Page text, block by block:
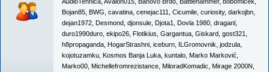
Bojan85 BWG cavatina cenejac111 Cicumile curiosity, darkojbn
dejan1972 Desmond djonsule Djota1 Dovla 1980 draganl
duro1990duro ekipo26 Flotikius Gargantua Giskard gost321
h8propaganda HogarStrashni iceburn ILGromovnik jodzula
kojotuzamku Kosmos Banja Luka kuntalo Marko Marković
Marko00 Michellefromrezistance MiloradKomadic Mirage 2000N